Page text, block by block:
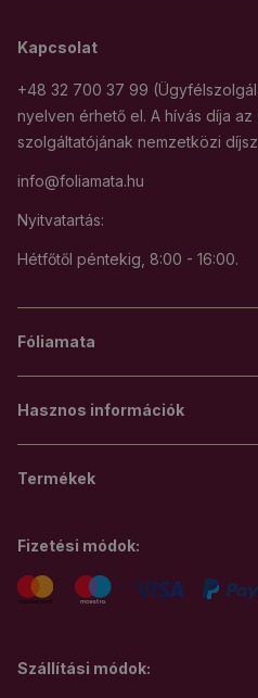
Kapcsolat
+48 32 700 37 99
nyelven érhető el. A hívás díja az
szolgáltatójának nemzetközi
info@foliamata.hu
Nyitvatartás:
Hétfőtől péntekig, 8:00 - 16:00.
Fóliamata
Hasznos információk
Termékek
Szállítási módok:
Fizetési módok: